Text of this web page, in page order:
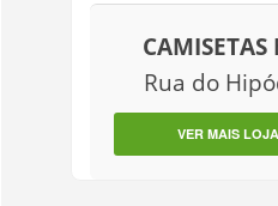
Rua do
VER MAIS